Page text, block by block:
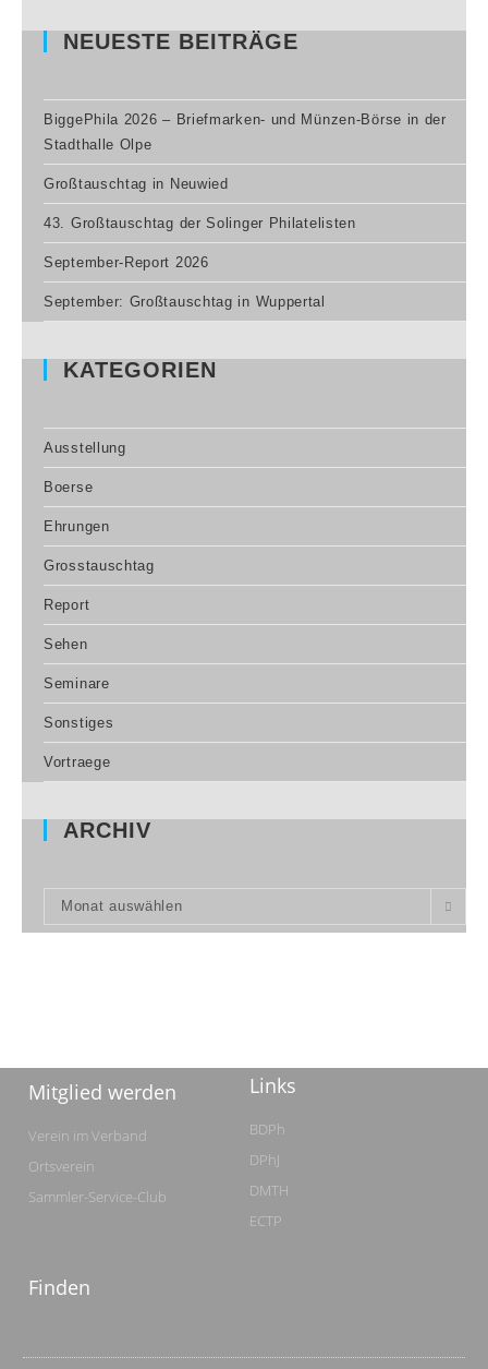
NEUESTE BEITRÄGE
BiggePhila 2026 – Briefmarken- und Münzen-Börse in der
Stadthalle Olpe
Großtauschtag in Neuwied
43. Großtauschtag der Solinger Philatelisten
September-Report 2026
September: Großtauschtag in Wuppertal
KATEGORIEN
Ausstellung
Boerse
Ehrungen
Grosstauschtag
Report
Sehen
Seminare
Sonstiges
Vortraege
ARCHIV
Monat auswählen
Mitglied werden
Verein im Verband
Ortsverein
Sammler-Service-Club
Links
BDPh
DPhJ
DMTH
ECTP
Finden